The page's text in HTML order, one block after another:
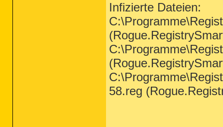
Infizierte Dateien:
58.reg